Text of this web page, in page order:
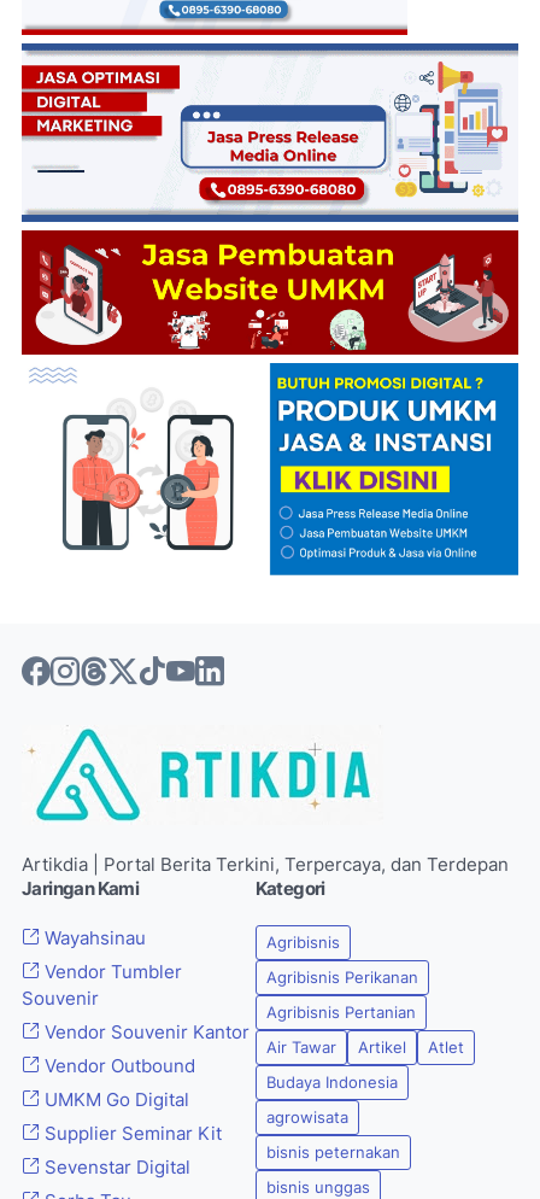
Artikdia | Portal Berita Terkini, Terpercaya, dan Terdepan
Jaringan Kami
Wayahsinau
Vendor Tumbler
Souvenir
Vendor Souvenir Kantor
Vendor Outbound
UMKM Go Digital
Supplier Seminar Kit
Sevenstar Digital
Kategori
Agribisnis
Agribisnis Perikanan
Agribisnis Pertanian
Air Tawar
Artikel
Atlet
Budaya Indonesia
agrowisata
bisnis peternakan
bisnis unggas